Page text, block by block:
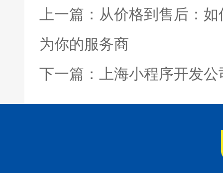
上一篇：从价格到售后：
为你的服务商
下一篇：上海小程序开发